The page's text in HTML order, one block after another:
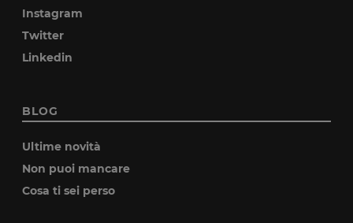
Instagram
Twitter
Linkedin
BLOG
Ultime novità
Non puoi mancare
Cosa ti sei perso